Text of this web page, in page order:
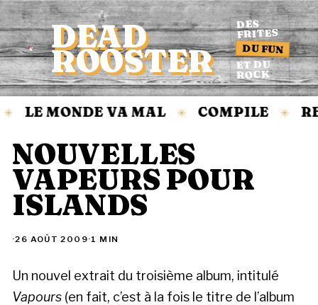
Accueil
DEAD
ROOSTER
DES
FRITES
DU FUN
ET DU
ROCK
✳ LE MONDE VA MAL ✳ COMPILE ✳
NOUVELLES
VAPEURS POUR
ISLANDS
·26 AOÛT 2009·1 MIN
Un nouvel extrait du troisième album, intitulé
Vapours (en fait, c’est à la fois le titre de l’album